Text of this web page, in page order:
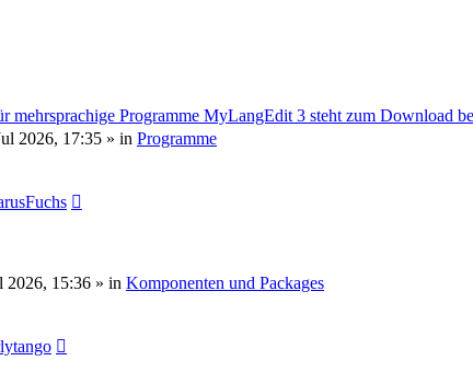
mehrsprachige Programme MyLangEdit 3 steht zum Download
2026, 17:35 » in Programme
2026, 15:36 » in Komponenten und Packages